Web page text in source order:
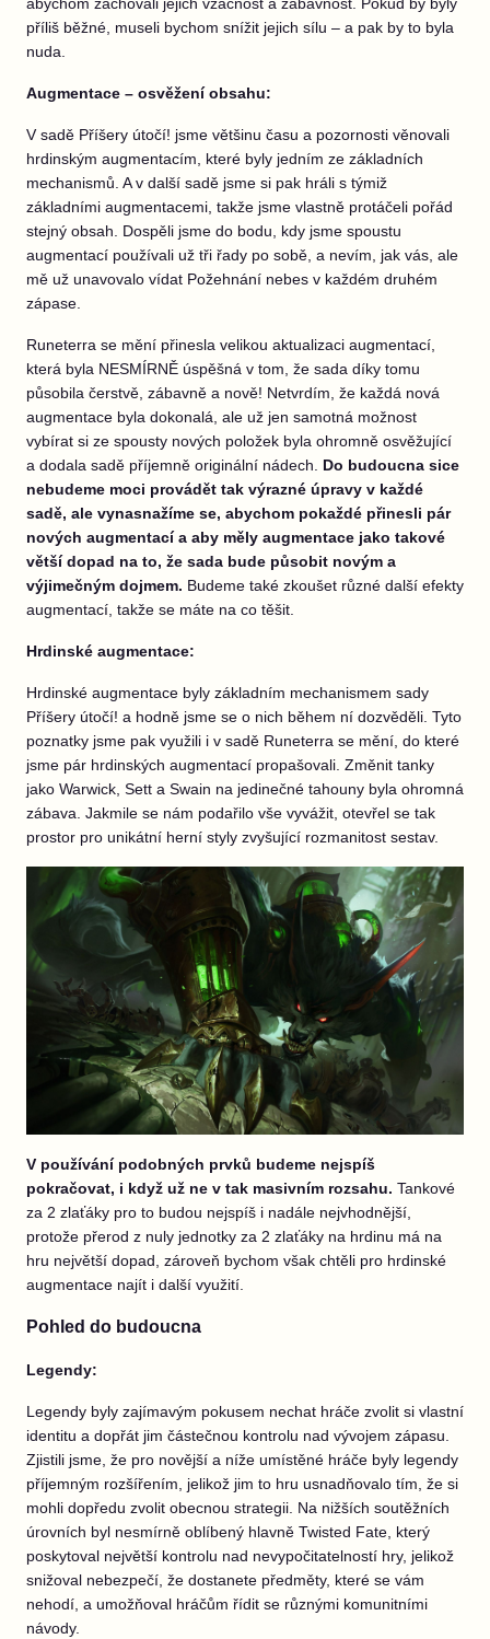
abychom zachovali jejich vzácnost a zábavnost. Pokud by byly
příliš běžné, museli bychom snížit jejich sílu – a pak by to byla
nuda.
Augmentace – osvěžení obsahu:
V sadě Příšery útočí! jsme většinu času a pozornosti věnovali
hrdinským augmentacím, které byly jedním ze základních
mechanismů. A v další sadě jsme si pak hráli s týmiž
základními augmentacemi, takže jsme vlastně protáčeli pořád
stejný obsah. Dospěli jsme do bodu, kdy jsme spoustu
augmentací používali už tři řady po sobě, a nevím, jak vás, ale
mě už unavovalo vídat Požehnání nebes v každém druhém
zápase.
Runeterra se mění přinesla velikou aktualizaci augmentací,
která byla NESMÍRNĚ úspěšná v tom, že sada díky tomu
působila čerstvě, zábavně a nově! Netvrdím, že každá nová
augmentace byla dokonalá, ale už jen samotná možnost
vybírat si ze spousty nových položek byla ohromně osvěžující
a dodala sadě příjemně originální nádech. Do budoucna sice
nebudeme moci provádět tak výrazné úpravy v každé
sadě, ale vynasnažíme se, abychom pokaždé přinesli pár
nových augmentací a aby měly augmentace jako takové
větší dopad na to, že sada bude působit novým a
výjimečným dojmem. Budeme také zkoušet různé další efekty
augmentací, takže se máte na co těšit.
Hrdinské augmentace:
Hrdinské augmentace byly základním mechanismem sady
Příšery útočí! a hodně jsme se o nich během ní dozvěděli. Tyto
poznatky jsme pak využili i v sadě Runeterra se mění, do které
jsme pár hrdinských augmentací propašovali. Změnit tanky
jako Warwick, Sett a Swain na jedinečné tahouny byla ohromná
zábava. Jakmile se nám podařilo vše vyvážit, otevřel se tak
prostor pro unikátní herní styly zvyšující rozmanitost sestav.
V používání podobných prvků budeme nejspíš
pokračovat, i když už ne v tak masivním rozsahu. Tankové
za 2 zlaťáky pro to budou nejspíš i nadále nejvhodnější,
protože přerod z nuly jednotky za 2 zlaťáky na hrdinu má na
hru největší dopad, zároveň bychom však chtěli pro hrdinské
augmentace najít i další využití.
Pohled do budoucna
Legendy:
Legendy byly zajímavým pokusem nechat hráče zvolit si vlastní
identitu a dopřát jim částečnou kontrolu nad vývojem zápasu.
Zjistili jsme, že pro novější a níže umístěné hráče byly legendy
příjemným rozšířením, jelikož jim to hru usnadňovalo tím, že si
mohli dopředu zvolit obecnou strategii. Na nižších soutěžních
úrovních byl nesmírně oblíbený hlavně Twisted Fate, který
poskytoval největší kontrolu nad nevypočitatelností hry, jelikož
snižoval nebezpečí, že dostanete předměty, které se vám
nehodí, a umožňoval hráčům řídit se různými komunitními
návody.